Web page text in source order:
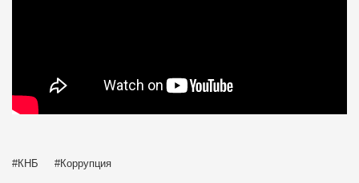
КНБ Коррупция